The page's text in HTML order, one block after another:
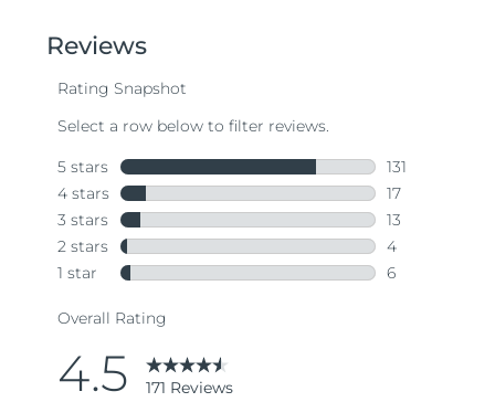
stars,
average
value.
171
Same
page
link.